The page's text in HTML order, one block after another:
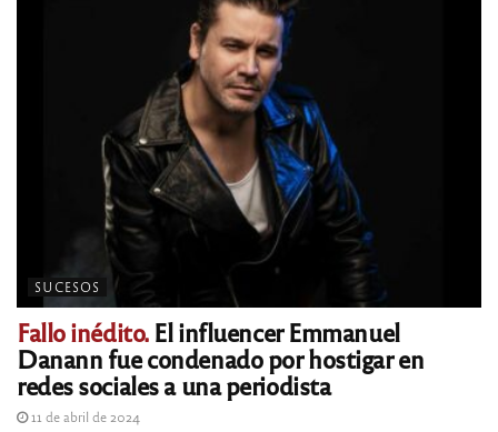
SUCESOS
Fallo inédito.El influencer Emmanuel
Danann fue condenado por hostigar en
redes sociales a una periodista
11 de abril de 2024